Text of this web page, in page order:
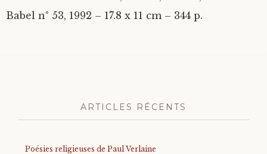
Babel n° 53, 1992 – 17.8 x 11 cm – 344 p.
ARTICLES RÉCENTS
Poésies religieuses de Paul Verlaine